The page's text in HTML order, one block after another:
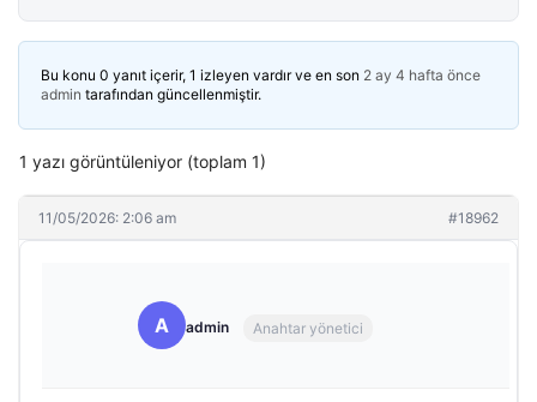
Bu konu 0 yanıt içerir, 1 izleyen vardır ve en son 2 ay 4 hafta önce
admin tarafından güncellenmiştir.
1 yazı görüntüleniyor (toplam 1)
11/05/2026: 2:06 am #18962
A admin Anahtar yönetici